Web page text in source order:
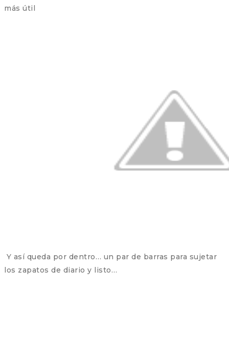
más útil
Y así queda por dentro… un par de barras para sujetar
los zapatos de diario y listo…